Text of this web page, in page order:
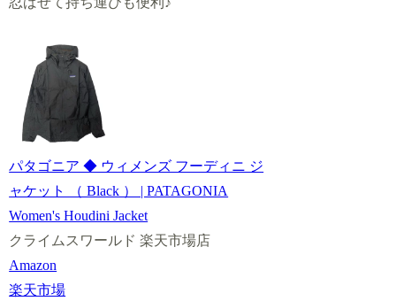
パタゴニア ◆ ウィメンズ フーディニ ジ
ャケット （ Black ） | PATAGONIA
Women's Houdini Jacket
クライムスワールド 楽天市場店
Amazon
楽天市場